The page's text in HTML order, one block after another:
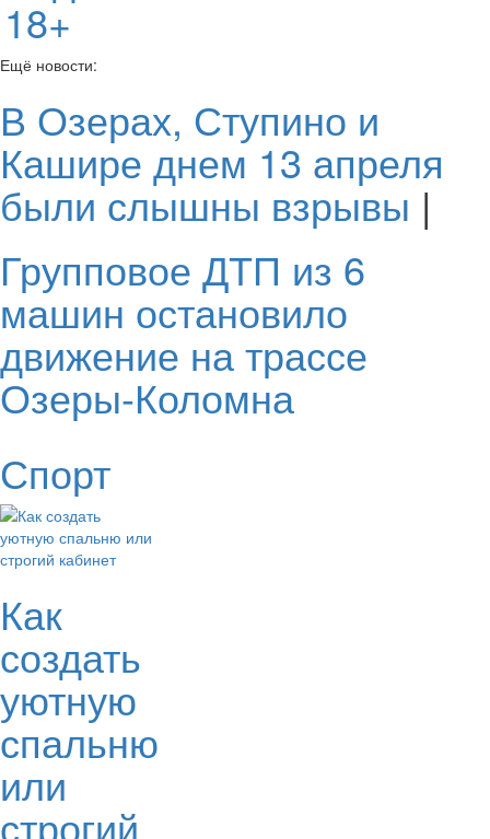
18+
Ещё новости:
В Озерах, Ступино и
Кашире днем 13 апреля
были слышны взрывы |
Групповое ДТП из 6
машин остановило
движение на трассе
Озеры-Коломна
Спорт
Как
создать
уютную
спальню
или
строгий